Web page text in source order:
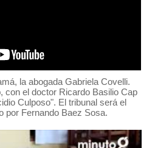
la abogada Gabriela Covelli.
con el doctor Ricardo Basilio Cap
Culposo". El tribunal será el
por Fernando Baez Sosa.